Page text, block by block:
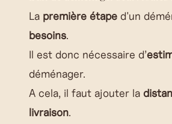
La première étape d'un
besoins.
Il est donc nécessaire d’
déménager.
A cela, il faut ajouter la
livraison.